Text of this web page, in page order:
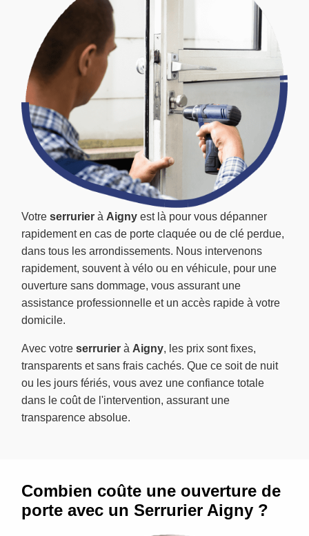
Votre serrurier à Aigny est là pour vous dépanner
rapidement en cas de porte claquée ou de clé perdue,
dans tous les arrondissements. Nous intervenons
rapidement, souvent à vélo ou en véhicule, pour une
ouverture sans dommage, vous assurant une
assistance professionnelle et un accès rapide à votre
domicile.
Avec votre serrurier à Aigny, les prix sont fixes,
transparents et sans frais cachés. Que ce soit de nuit
ou les jours fériés, vous avez une confiance totale
dans le coût de l'intervention, assurant une
transparence absolue.
Combien coûte une ouverture de
porte avec un Serrurier Aigny ?